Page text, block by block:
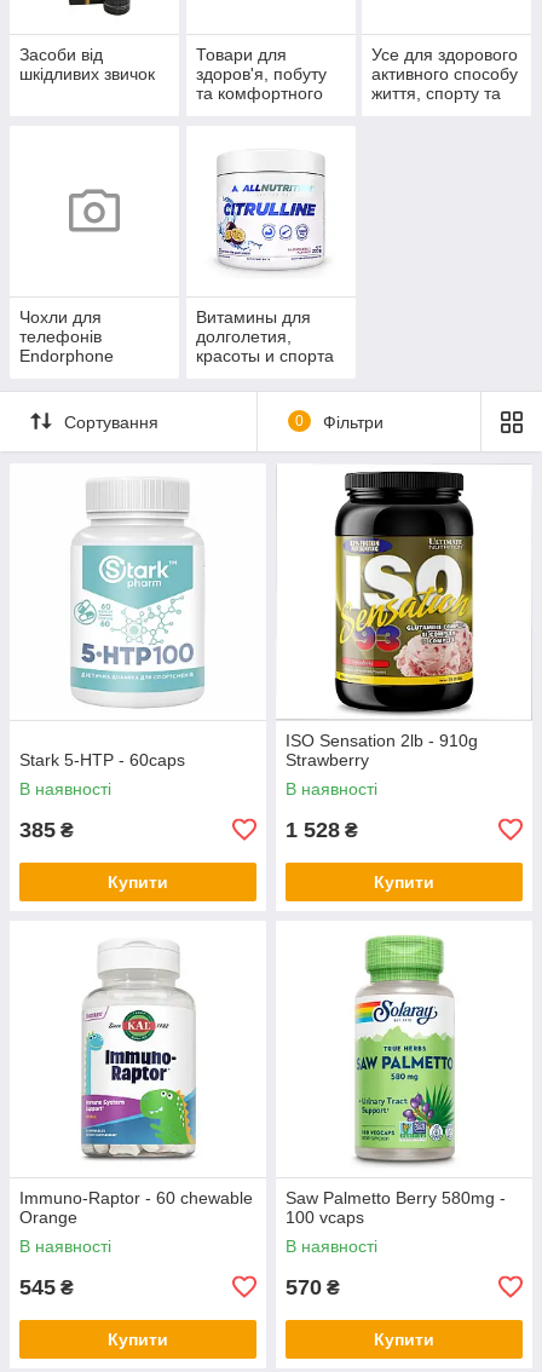
Засоби від
шкідливих звичок
Товари для
здоров'я, побуту
та комфортного
Усе для здорового
активного способу
життя, спорту та
Чохли для
телефонів
Endorphone
Витамины для
долголетия,
красоты и спорта
Сортування 0 Фільтри
Stark 5-HTP - 60caps
В наявності
385 ₴
Купити
ISO Sensation 2lb - 910g
Strawberry
В наявності
1 528 ₴
Купити
Immuno-Raptor - 60 chewable
Orange
В наявності
545 ₴
Купити
Saw Palmetto Berry 580mg -
100 vcaps
В наявності
570 ₴
Купити